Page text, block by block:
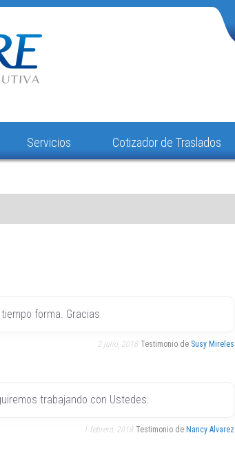
Servicios Cotizador de Traslados
forma. Gracias
2 julio, 2018 Testimonio de Susy Mireles
trabajando con Ustedes.
1 febrero, 2018 Testimonio de Nancy Alvarez